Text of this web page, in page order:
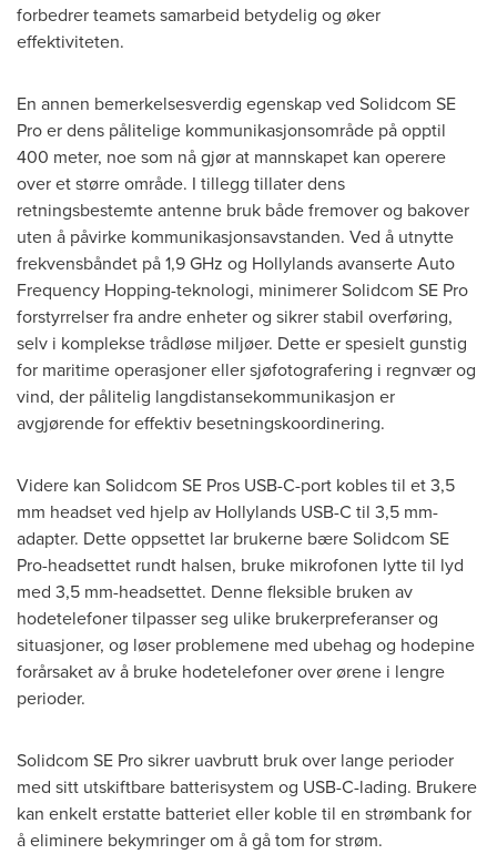
forbedrer teamets samarbeid betydelig og øker
effektiviteten.
En annen bemerkelsesverdig egenskap ved Solidcom SE
Pro er dens pålitelige kommunikasjonsområde på opptil
400 meter, noe som nå gjør at mannskapet kan operere
over et større område. I tillegg tillater dens
retningsbestemte antenne bruk både fremover og bakover
uten å påvirke kommunikasjonsavstanden. Ved å utnytte
frekvensbåndet på 1,9 GHz og Hollylands avanserte Auto
Frequency Hopping-teknologi, minimerer Solidcom SE Pro
forstyrrelser fra andre enheter og sikrer stabil overføring,
selv i komplekse trådløse miljøer. Dette er spesielt gunstig
for maritime operasjoner eller sjøfotografering i regnvær og
vind, der pålitelig langdistansekommunikasjon er
avgjørende for effektiv besetningskoordinering.
Videre kan Solidcom SE Pros USB-C-port kobles til et 3,5
mm headset ved hjelp av Hollylands USB-C til 3,5 mm-
adapter. Dette oppsettet lar brukerne bære Solidcom SE
Pro-headsettet rundt halsen, bruke mikrofonen lytte til lyd
med 3,5 mm-headsettet. Denne fleksible bruken av
hodetelefoner tilpasser seg ulike brukerpreferanser og
situasjoner, og løser problemene med ubehag og hodepine
forårsaket av å bruke hodetelefoner over ørene i lengre
perioder.
Solidcom SE Pro sikrer uavbrutt bruk over lange perioder
med sitt utskiftbare batterisystem og USB-C-lading. Brukere
kan enkelt erstatte batteriet eller koble til en strømbank for
å eliminere bekymringer om å gå tom for strøm.